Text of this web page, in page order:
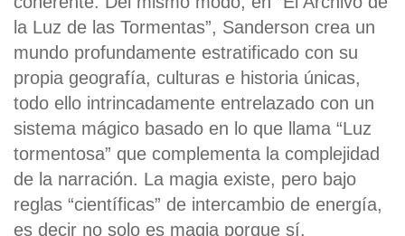
la Luz de las Tormentas”, Sanderson crea un
mundo profundamente estratificado con su
propia geografía, culturas e historia únicas,
todo ello intrincadamente entrelazado con un
sistema mágico basado en lo que llama “Luz
tormentosa” que complementa la complejidad
de la narración. La magia existe, pero bajo
reglas “científicas” de intercambio de energía,
es decir no solo es magia porque sí.